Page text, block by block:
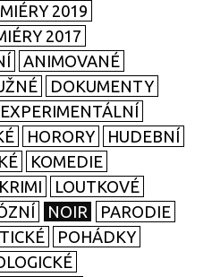
2019
2017
ANIMOVANÉ
DOKUMENTY
EXPERIMENTÁLNÍ
HORORY
HUDEBNÍ
KOMEDIE
KRIMI
LOUTKOVÉ
NOIR
PARODIE
POHÁDKY